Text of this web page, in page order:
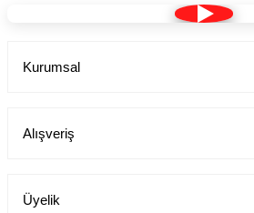
Kurumsal
Alışveriş
Üyelik